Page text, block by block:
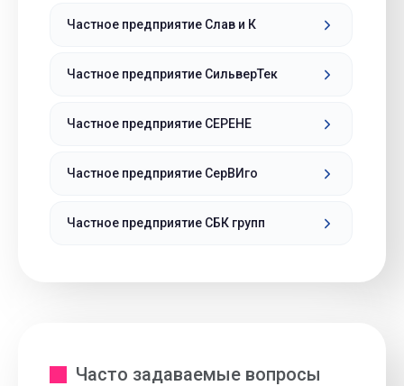
Частное предприятие Слав и К
Частное предприятие СильверТек
Частное предприятие СЕРЕНЕ
Частное предприятие СерВИго
Частное предприятие СБК групп
Часто задаваемые вопросы